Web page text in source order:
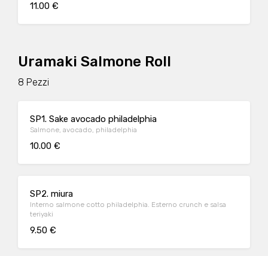
11.00 €
Uramaki Salmone Roll
8 Pezzi
SP1. Sake avocado philadelphia
Salmone, avocado, philadelphia
10.00 €
SP2. miura
Interno salmone cotto philadelphia. Esterno crunch e salsa
teriyaki
9.50 €